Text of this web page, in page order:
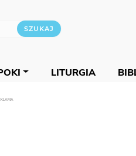
LITURGIA